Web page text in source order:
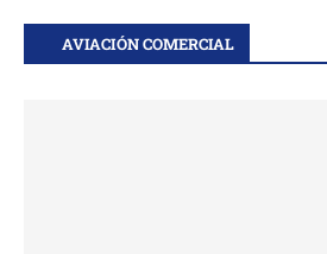
AVIACIÓN COMERCIAL